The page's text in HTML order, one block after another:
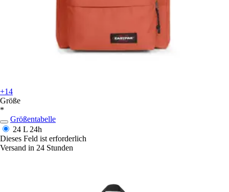
+14
Größe
*
Größentabelle
24 L 24h
Dieses Feld ist erforderlich
Versand in 24 Stunden